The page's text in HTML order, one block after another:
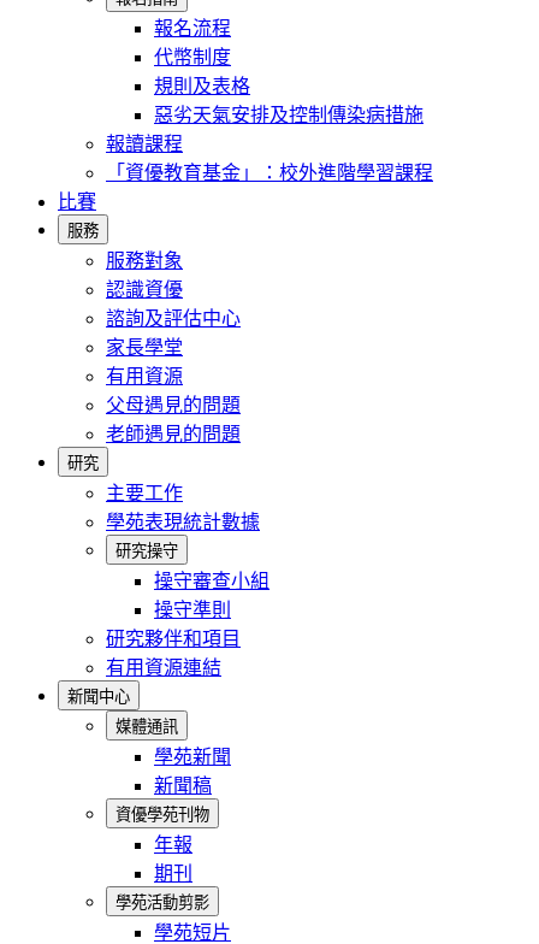
報名流程
代幣制度
規則及表格
惡劣天氣安排及控制傳染病措施
報讀課程
「資優教育基金」：校外進階學習課程
比賽
服務
服務對象
認識資優
諮詢及評估中心
家長學堂
有用資源
父母遇見的問題
老師遇見的問題
研究
主要工作
學苑表現統計數據
研究操守
操守審查小組
操守準則
研究夥伴和項目
有用資源連結
新聞中心
媒體通訊
學苑新聞
新聞稿
資優學苑刊物
年報
期刊
學苑活動剪影
學苑短片